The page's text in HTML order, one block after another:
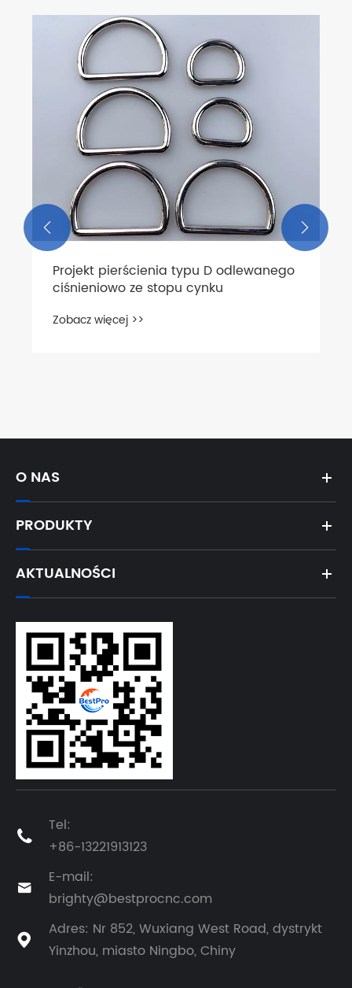
Projekt pierścienia typu D odlewanego
ciśnieniowo ze stopu cynku
Zobacz więcej >>
 
O NAS
PRODUKTY
AKTUALNOŚCI

Tel:
+86-13221913123

E-mail:
brighty@bestprocnc.com

Adres: Nr 852, Wuxiang West Road, dystrykt
Yinzhou, miasto Ningbo, Chiny